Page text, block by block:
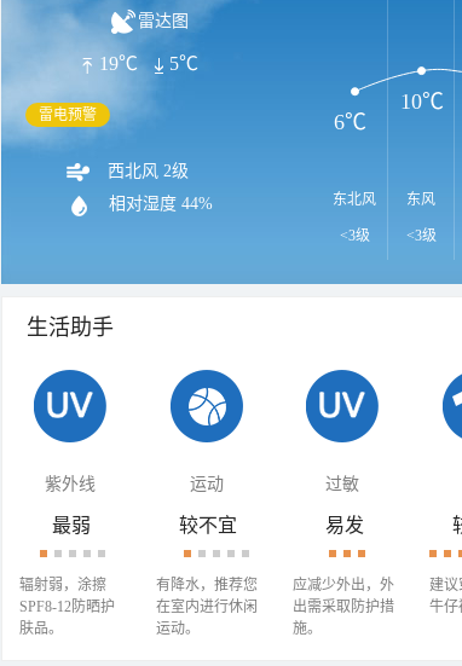
雷达图
19℃ 5℃
雷电预警
西北风 2级
相对湿度 44% 东北风
<3级
东风
<3级
6℃
10℃
生活助手
紫外线 运动 过敏
最弱
辐射弱，涂擦
SPF8-12防晒护
肤品。
较不宜
有降水，推荐您
在室内进行休闲
运动。
易发
应减少外出，外
出需采取防护措
施。
建
牛仔